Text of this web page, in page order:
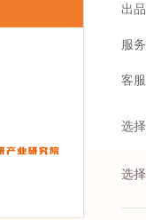
出
服
客
选
选